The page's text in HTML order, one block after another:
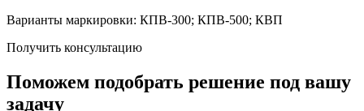
Варианты маркировки: КПВ-300; КПВ-500; КВП
Получить консультацию
Поможем подобрать решение под вашу
задачу